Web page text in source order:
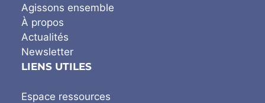
Agissons ensemble
À propos
Actualités
Newsletter
LIENS UTILES
Espace ressources